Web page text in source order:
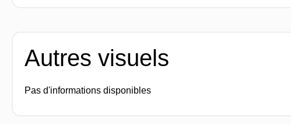
Autres visuels
Pas d'informations disponibles